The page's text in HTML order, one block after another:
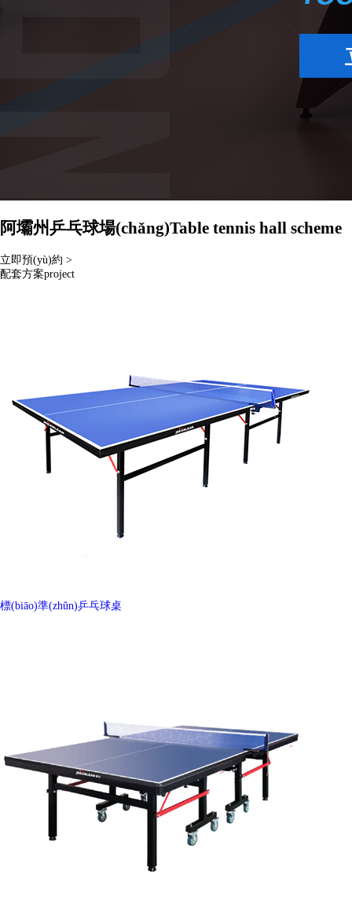
阿壩州乒乓球場(chǎng)Table tennis hall scheme
立即預(yù)約 >
配套方案project
標(biāo)準(zhǔn)乒乓球桌